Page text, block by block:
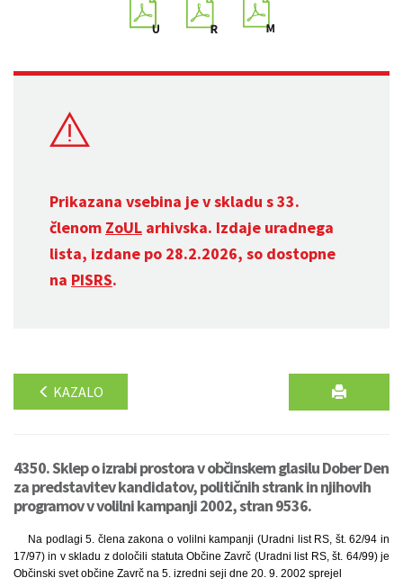
Prikazana vsebina je v skladu s 33.
členom ZoUL arhivska. Izdaje uradnega
lista, izdane po 28.2.2026, so dostopne
na PISRS.
KAZALO
4350. Sklep o izrabi prostora v občinskem glasilu Dober Den
za predstavitev kandidatov, političnih strank in njihovih
programov v volilni kampanji 2002, stran 9536.
Na podlagi 5. člena zakona o volilni kampanji (Uradni list RS, št. 62/94 in
17/97) in v skladu z določili statuta Občine Zavrč (Uradni list RS, št. 64/99) je
Občinski svet občine Zavrč na 5. izredni seji dne 20. 9. 2002 sprejel